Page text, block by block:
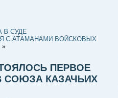
В СУДЕ
С АТАМАНАМИ ВОЙСКОВЫХ
»
ПЕРВОЕ
СОЮЗА КАЗАЧЬИХ